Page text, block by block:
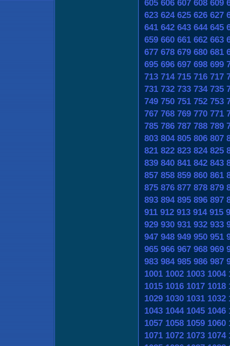
605 606 607 608 609
623 624 625 626 627
641 642 643 644 645
659 660 661 662 663
677 678 679 680 681
695 696 697 698 699
713 714 715 716 717
731 732 733 734 735
749 750 751 752 753
767 768 769 770 771
785 786 787 788 789
803 804 805 806 807
821 822 823 824 825
839 840 841 842 843
857 858 859 860 861
875 876 877 878 879
893 894 895 896 897
911 912 913 914 915
929 930 931 932 933
947 948 949 950 951
965 966 967 968 969
983 984 985 986 987
1001 1002 1003 1004
1015 1016 1017 1018
1029 1030 1031 1032
1043 1044 1045 1046
1057 1058 1059 1060
1071 1072 1073 1074